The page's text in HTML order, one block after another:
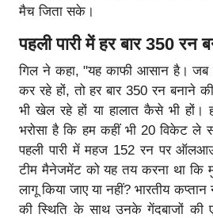
मैच जिता सके।
पहली पारी में हर बार 350 रन
गिल ने कहा, "यह काफी आसान है। जब
कर रहे हों, तो हर बार 350 रन बनाने
भी खेल रहे हों या हालात कैसे भी हों।
भरोसा है कि हम कहीं भी 20 विकेट ले
पहली पारी में महज 152 रन पर
टीम मैनेजमेंट को यह तय करना था कि
लागू किया जाए या नहीं? भारतीय
की स्थिति के साथ उनके गेंदबाजों की